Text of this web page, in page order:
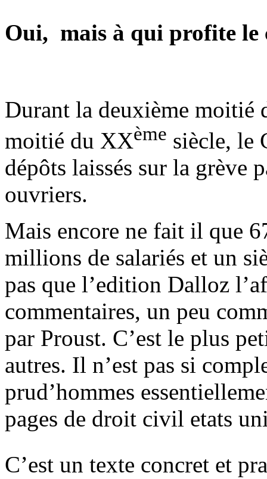
Oui, mais à qui profite le
Durant la deuxième moitié
moitié du XXème siècle, le
dépôts laissés sur la grève
ouvriers.
Mais encore ne fait il que
millions de salariés et un
pas que l’edition Dalloz
commentaires, un peu
par Proust. C’est le plus
autres. Il n’est pas si
prud’hommes
pages de droit civil etats
C’est un texte concret et